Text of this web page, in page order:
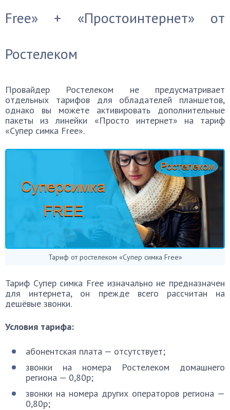
Free» + «Простоинтернет» от
Ростелеком
Провайдер Ростелеком не предусматривает
отдельных тарифов для обладателей планшетов,
однако вы можете активировать дополнительные
пакеты из линейки «Просто интернет» на тариф
«Супер симка Free».
Тариф от ростелеком «Супер симка Free»
Тариф Супер симка Free изначально не предназначен
для интернета, он прежде всего рассчитан на
дешёвые звонки.
Условия тарифа:
абонентская плата — отсутствует;
звoнки на номера Ростелеком домашнего
региона — 0,80p;
звoнки на номера других операторов региона —
0,80p;